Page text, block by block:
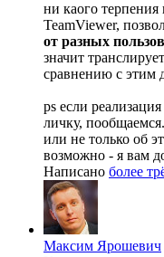
ни каого
TeamViewer,
от разных
значит
сравнению с этим
ps если
личку,
или не только об
возможно - я вам
Написано более
Максим Ярошевич